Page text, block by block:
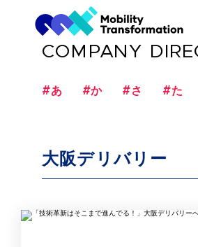
COMPANY
#あ #か #さ #た
大阪デリバリー